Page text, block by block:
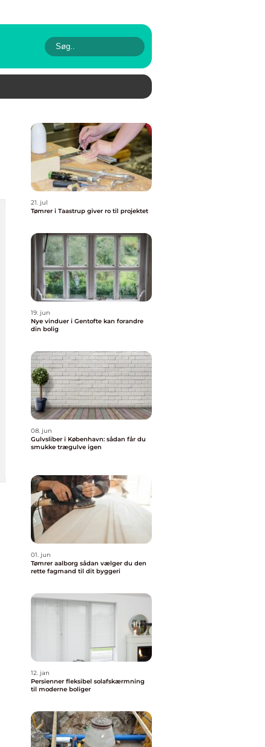
21. jul
Tømrer i Taastrup giver ro til projektet
19. jun
Nye vinduer i Gentofte kan forandre
din bolig
08. jun
Gulvsliber i København: sådan får du
smukke trægulve igen
01. jun
Tømrer aalborg sådan vælger du den
rette fagmand til dit byggeri
12. jan
Persienner fleksibel solafskærmning
til moderne boliger